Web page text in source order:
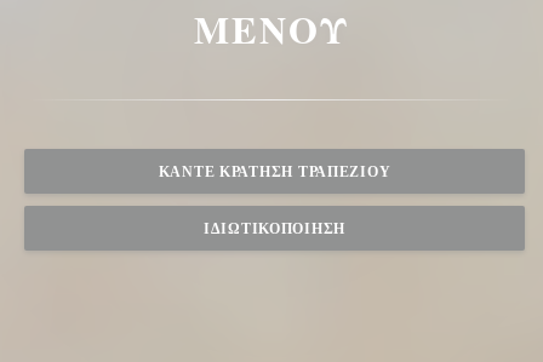
ΜΕΝΟΎ
ΚΆΝΤΕ ΚΡΆΤΗΣΗ ΤΡΑΠΕΖΙΟΎ
ΙΔΙΩΤΙΚΟΠΟΊΗΣΗ